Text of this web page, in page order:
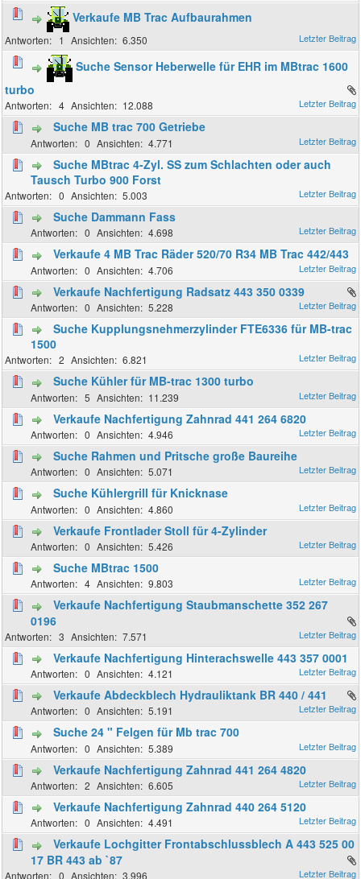
Verkaufe MB Trac Aufbaurahmen
1 6.350
Suche Sensor Heberwelle für EHR im MBtrac 1600
turbo
4 12.088
Suche MB trac 700 Getriebe
0 4.771
Suche MBtrac 4-Zyl. SS zum Schlachten oder auch
Tausch Turbo 900 Forst
0 5.003
Suche Dammann Fass
0 4.698
Verkaufe 4 MB Trac Räder 520/70 R34 MB Trac 442/443
0 4.706
Verkaufe Nachfertigung Radsatz 443 350 0339
0 5.228
Suche Kupplungsnehmerzylinder FTE6336 für MB-trac
1500
2 6.821
Suche Kühler für MB-trac 1300 turbo
5 11.239
Verkaufe Nachfertigung Zahnrad 441 264 6820
0 4.946
Suche Rahmen und Pritsche große Baureihe
0 5.071
Suche Kühlergrill für Knicknase
0 4.860
Verkaufe Frontlader Stoll für 4-Zylinder
0 5.426
Suche MBtrac 1500
4 9.803
Verkaufe Nachfertigung Staubmanschette 352 267
0196
3 7.571
Verkaufe Nachfertigung Hinterachswelle 443 357 0001
0 4.121
Verkaufe Abdeckblech Hydrauliktank BR 440 / 441
0 5.191
Suche 24 " Felgen für Mb trac 700
0 5.389
Verkaufe Nachfertigung Zahnrad 441 264 4820
2 6.605
Verkaufe Nachfertigung Zahnrad 440 264 5120
0 4.491
Verkaufe Lochgitter Frontabschlussblech A 443 525 00
17 BR 443 ab `87
0 3.996